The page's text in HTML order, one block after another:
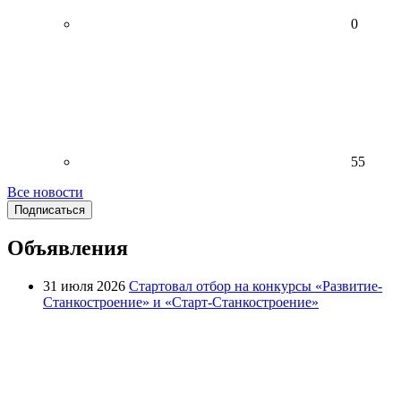
0
55
Все новости
Подписаться
Объявления
31 июля 2026 Стартовал отбор на конкурсы «Развитие-
Станкостроение» и «Старт-Станкостроение»